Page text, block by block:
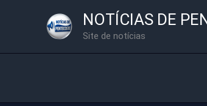
NOTÍCIAS DE
Site de notícias